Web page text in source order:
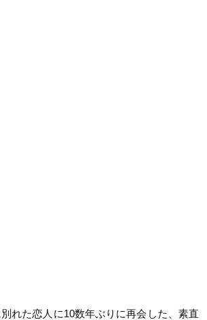
れた恋人に10数年ぶりに再会した、素直